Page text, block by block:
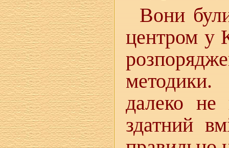
Вони
центром у
далеко
здатний